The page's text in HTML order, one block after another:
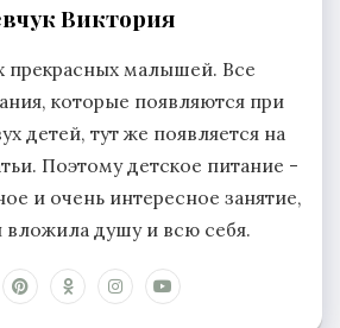
Виктория
прекрасных малышей. Все
которые появляются при
детей, тут же появляется на
Поэтому детское питание -
и очень интересное занятие,
вложила душу и всю себя.